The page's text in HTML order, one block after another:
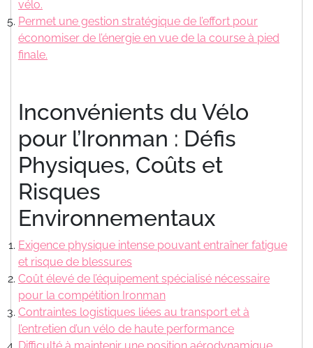
vélo.
Permet une gestion stratégique de l’effort pour
économiser de l’énergie en vue de la course à pied
finale.
Inconvénients du Vélo
pour l’Ironman : Défis
Physiques, Coûts et
Risques
Environnementaux
Exigence physique intense pouvant entraîner fatigue
et risque de blessures
Coût élevé de l’équipement spécialisé nécessaire
pour la compétition Ironman
Contraintes logistiques liées au transport et à
l’entretien d’un vélo de haute performance